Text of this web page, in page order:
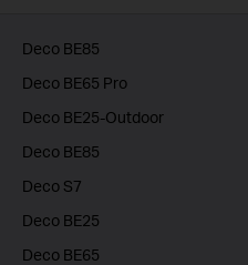
Deco BE85
Deco BE65 Pro
Deco BE25-Outdoor
Deco BE85
Deco S7
Deco BE25
Deco BE65